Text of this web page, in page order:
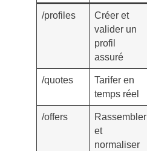
/profiles
Créer et
valider un
profil
assuré
/quotes
Tarifer en
temps réel
/offers
Rassembler
et
normaliser